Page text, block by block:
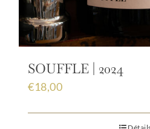
SOUFFLE | 2024
€18,00